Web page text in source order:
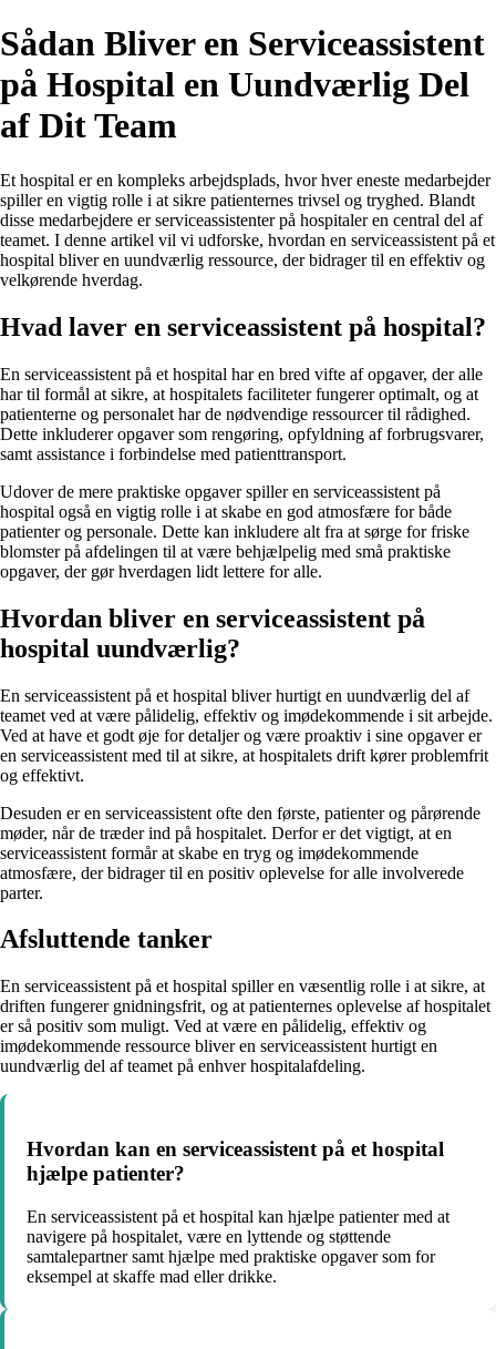
Sådan Bliver en Serviceassistent
på Hospital en Uundværlig Del
af Dit Team
Et hospital er en kompleks arbejdsplads, hvor hver eneste medarbejder
spiller en vigtig rolle i at sikre patienternes trivsel og tryghed. Blandt
disse medarbejdere er serviceassistenter på hospitaler en central del af
teamet. I denne artikel vil vi udforske, hvordan en serviceassistent på et
hospital bliver en uundværlig ressource, der bidrager til en effektiv og
velkørende hverdag.
Hvad laver en serviceassistent på hospital?
En serviceassistent på et hospital har en bred vifte af opgaver, der alle
har til formål at sikre, at hospitalets faciliteter fungerer optimalt, og at
patienterne og personalet har de nødvendige ressourcer til rådighed.
Dette inkluderer opgaver som rengøring, opfyldning af forbrugsvarer,
samt assistance i forbindelse med patienttransport.
Udover de mere praktiske opgaver spiller en serviceassistent på
hospital også en vigtig rolle i at skabe en god atmosfære for både
patienter og personale. Dette kan inkludere alt fra at sørge for friske
blomster på afdelingen til at være behjælpelig med små praktiske
opgaver, der gør hverdagen lidt lettere for alle.
Hvordan bliver en serviceassistent på
hospital uundværlig?
En serviceassistent på et hospital bliver hurtigt en uundværlig del af
teamet ved at være pålidelig, effektiv og imødekommende i sit arbejde.
Ved at have et godt øje for detaljer og være proaktiv i sine opgaver er
en serviceassistent med til at sikre, at hospitalets drift kører problemfrit
og effektivt.
Desuden er en serviceassistent ofte den første, patienter og pårørende
møder, når de træder ind på hospitalet. Derfor er det vigtigt, at en
serviceassistent formår at skabe en tryg og imødekommende
atmosfære, der bidrager til en positiv oplevelse for alle involverede
parter.
Afsluttende tanker
En serviceassistent på et hospital spiller en væsentlig rolle i at sikre, at
driften fungerer gnidningsfrit, og at patienternes oplevelse af hospitalet
er så positiv som muligt. Ved at være en pålidelig, effektiv og
imødekommende ressource bliver en serviceassistent hurtigt en
uundværlig del af teamet på enhver hospitalafdeling.
Hvordan kan en serviceassistent på et hospital
hjælpe patienter?
En serviceassistent på et hospital kan hjælpe patienter med at
navigere på hospitalet, være en lyttende og støttende
samtalepartner samt hjælpe med praktiske opgaver som for
eksempel at skaffe mad eller drikke.